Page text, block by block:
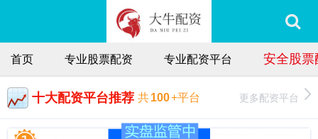
首页 专业股票配资 专业配资平台 安全股票
十大配资平台推荐 共100+平台 更多配资平台